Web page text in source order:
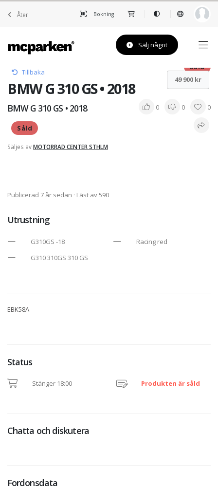
Åter Bokning
Sälj något
Tillbaka
BMW G 310 GS • 2018
Såld
BMW G 310 GS • 2018
Såld
0 0 0
Säljes avMOTORRAD CENTER STHLM
49 900 kr
Publicerad 7 år sedan · Läst av 590
Utrustning
G310GS -18
Racing red
G310 310GS 310 GS
EBK58A
Status
Stänger 18:00 Produkten är såld
Chatta och diskutera
Fordonsdata